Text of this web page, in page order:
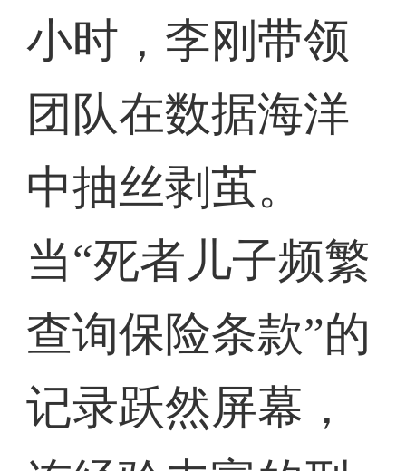
小时，李刚带领
团队在数据海洋
中抽丝剥茧。
当“死者儿子频繁
查询保险条款”的
记录跃然屏幕，